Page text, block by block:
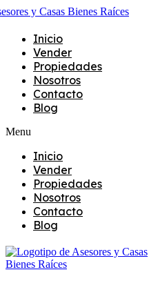
Inicio
Vender
Propiedades
Nosotros
Contacto
Blog
Menu
Inicio
Vender
Propiedades
Nosotros
Contacto
Blog